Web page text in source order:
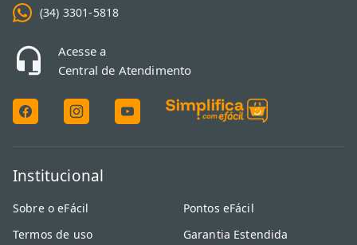
(34) 3301-5818
Acesse a
Central de Atendimento
Institucional
Sobre o eFácil
Termos de uso
Pontos eFácil
Garantia Estendida